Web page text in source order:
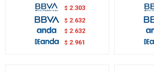
$ 2.303
$ 2.632
$ 2.632
$ 2.961